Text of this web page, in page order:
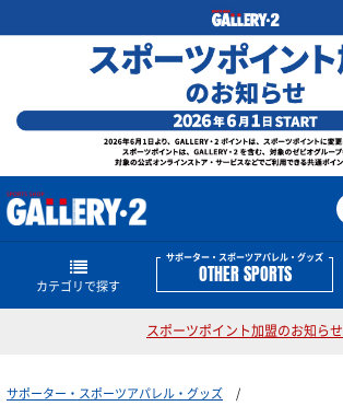
サポーター・スポーツアパレル・グッズ
OTHER SPORTS
カテゴリで探す
インナーシャツ
サプリメント
スポーツポイント加盟のお知らせ
サポーター・スポーツアパレル・グッズ